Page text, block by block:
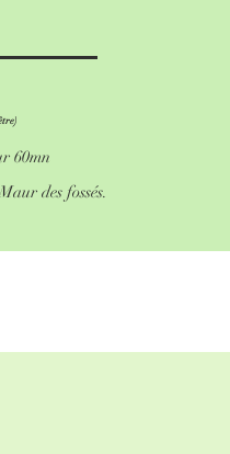
60mn
des fossés.